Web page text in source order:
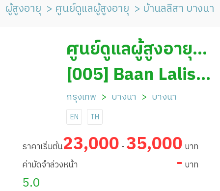
ผู้สูงอายุ ศูนย์ดูแลผู้สูงอายุ บ้านลลิสา บางนา
ศูนย์ดูแลผู้สูงอายุ
บ้านลลิสา บางนา
[005] Baan Lalisa
Nursing Home,
Bangna Branch
กรุงเทพ บางนา บางนา
EN TH
ราคาเริ่มต้น23,000 - 35,000 บาท
ค่ามัดจำล่วงหน้า
- บาท
5.0